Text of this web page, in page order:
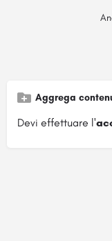
Aggrega
Devi effettuare l'